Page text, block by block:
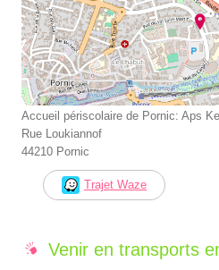
Accueil périscolaire de Pornic: Aps
Rue Loukiannof
44210 Pornic
Trajet Waze
Venir en transports